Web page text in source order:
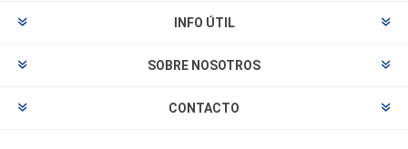
INFO ÚTIL
SOBRE NOSOTROS
CONTACTO